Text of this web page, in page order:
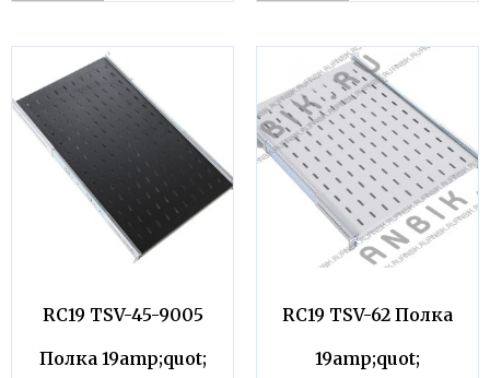
RC19 TSV-45-9005
Полка 19amp;quot;
RC19 TSV-62 Полка
19amp;quot;